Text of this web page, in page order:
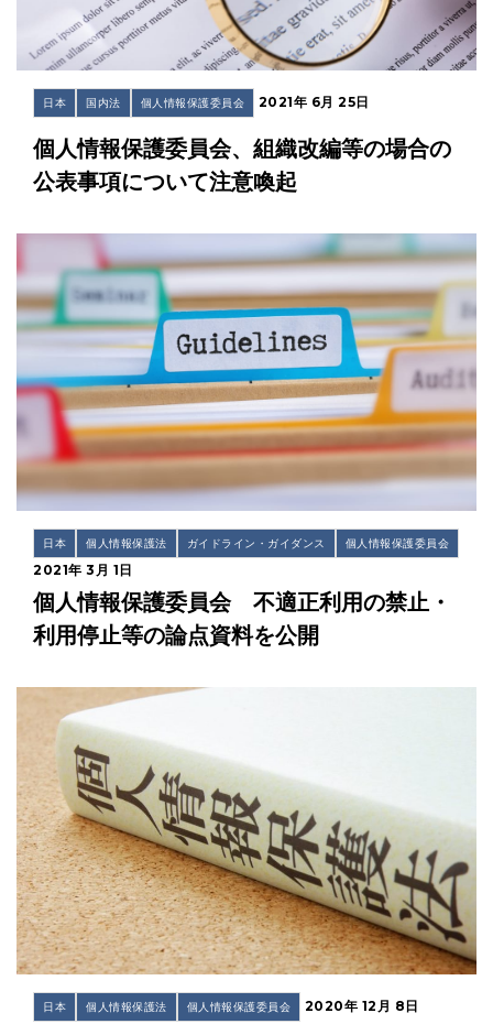
日本 国内法 個人情報保護委員会 2021年 6月 25日
個人情報保護委員会、組織改編等の場合の
公表事項について注意喚起
日本 個人情報保護法 ガイドライン・ガイダンス 個人情報保護委員会
2021年 3月 1日
個人情報保護委員会 不適正利用の禁止・
利用停止等の論点資料を公開
日本 個人情報保護法 個人情報保護委員会 2020年 12月 8日